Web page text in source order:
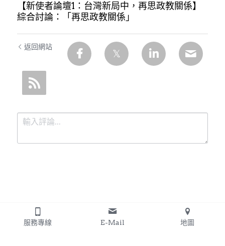
【新使者論壇1：台灣新局中，再思政教關係】
綜合討論：「再思政教關係」
返回網站
提交
服務專線 E-Mail 地圖